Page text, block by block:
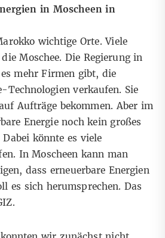
in Moscheen in
wichtige Orte. Viele
Moschee. Die Regierung in
mehr Firmen gibt, die
Technologien verkaufen. Sie
Aufträge bekommen. Aber im
Energie noch kein großes
könnte es viele
In Moscheen kann man
dass erneuerbare Energien
es sich herumsprechen. Das